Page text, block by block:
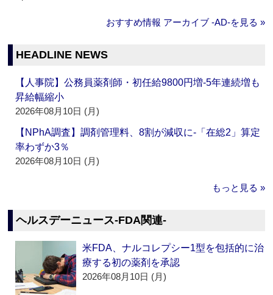
おすすめ情報 アーカイブ ‐AD‐を見る »
HEADLINE NEWS
【人事院】公務員薬剤師・初任給9800円増‐5年連続増も
昇給幅縮小
2026年08月10日 (月)
【NPhA調査】調剤管理料、8割が減収に‐「在総2」算定
率わずか3％
2026年08月10日 (月)
もっと見る »
ヘルスデーニュース‐FDA関連‐
米FDA、ナルコレプシー1型を包括的に治
療する初の薬剤を承認
2026年08月10日 (月)